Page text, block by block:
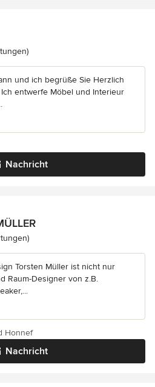
4.8 von 5 Sternen
und ich begrüße Sie Herzlich
entwerfe Möbel und Interieur
Nachricht
5 von 5 Sternen
Torsten Müller ist nicht nur
Raum-Designer von z.B.
Nachricht
Honnef